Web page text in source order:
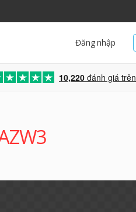
Đăng nhập
10,220 đánh giá trên